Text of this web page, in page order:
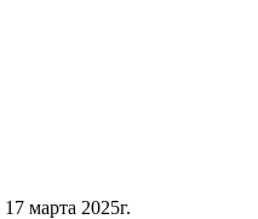
17 марта 2025г.